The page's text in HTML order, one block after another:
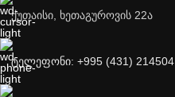
ქუთაისი, ხეთაგუროვის 22ა
ტელეფონი: +995 (431) 214504